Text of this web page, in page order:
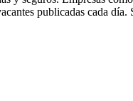
publicadas cada día.